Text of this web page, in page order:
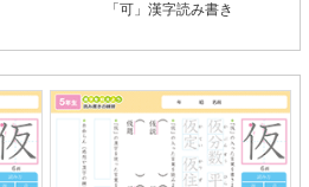
「可」漢字読み書き